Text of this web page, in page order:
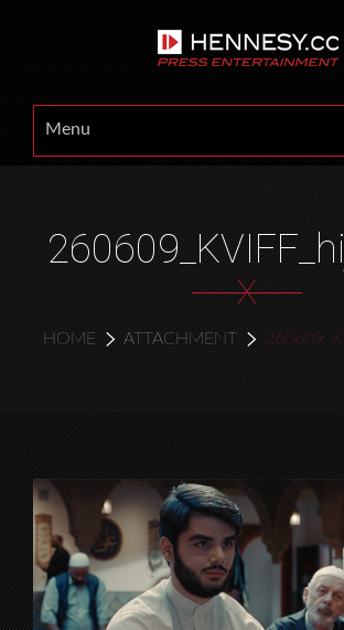
Menu
X
HOME ATTACHMENT